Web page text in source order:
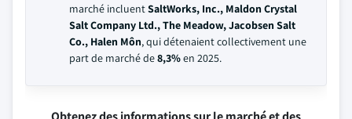
marché incluentSaltWorks, Inc., Maldon Crystal
Salt Company Ltd., The Meadow, Jacobsen Salt
Co., Halen Môn, qui détenaient collectivement une
part de marché de8,3%en 2025.